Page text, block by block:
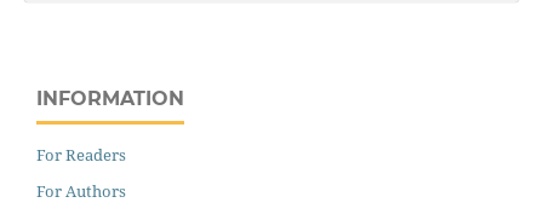
INFORMATION
For Readers
For Authors